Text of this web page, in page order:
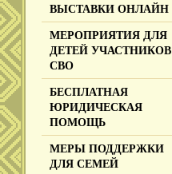
ВЫСТАВКИ ОНЛАЙН
МЕРОПРИЯТИЯ ДЛЯ
ДЕТЕЙ УЧАСТНИКОВ
СВО
БЕСПЛАТНАЯ
ЮРИДИЧЕСКАЯ
ПОМОЩЬ
МЕРЫ ПОДДЕРЖКИ
ДЛЯ СЕМЕЙ